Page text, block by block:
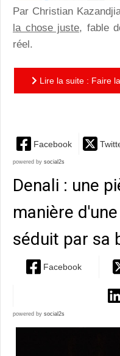
Par Christian
la chose juste, fable
réel.
Lire la suite : Faire
Facebook
powered by social2s
Denali : une
manière
séduit par sa
Facebook
powered by social2s